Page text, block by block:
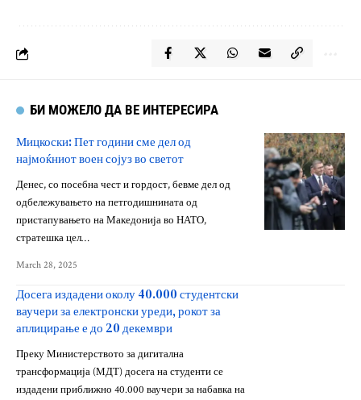
БИ МОЖЕЛО ДА ВЕ ИНТЕРЕСИРА
Мицкоски: Пет години сме дел од
најмоќниот воен сојуз во светот
Денес, со посебна чест и гордост, бевме дел од
одбележувањето на петгодишнината од
пристапувањето на Македонија во НАТО,
стратешка цел…
March 28, 2025
Досега издадени околу 40.000 студентски
ваучери за електронски уреди, рокот за
аплицирање е до 20 декември
Преку Министерството за дигитална
трансформација (МДТ) досега на студенти се
издадени приближно 40.000 ваучери за набавка на